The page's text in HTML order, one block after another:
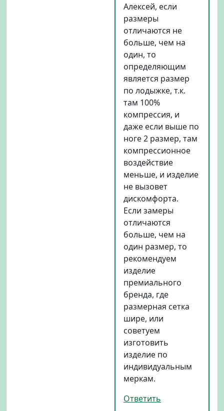
Алексей, если
размеры
отличаются не
больше, чем на
один, то
определяющим
является размер
по лодыжке, т.к.
там 100%
компрессия, и
даже если выше по
ноге 2 размер, там
компрессионное
воздействие
меньше, и изделие
не вызовет
дискомфорта.
Если замеры
отличаются
больше, чем на
один размер, то
рекомендуем
изделие
премиального
бренда, где
размерная сетка
шире, или
советуем
изготовить
изделие по
индивидуальным
меркам.
Ответить